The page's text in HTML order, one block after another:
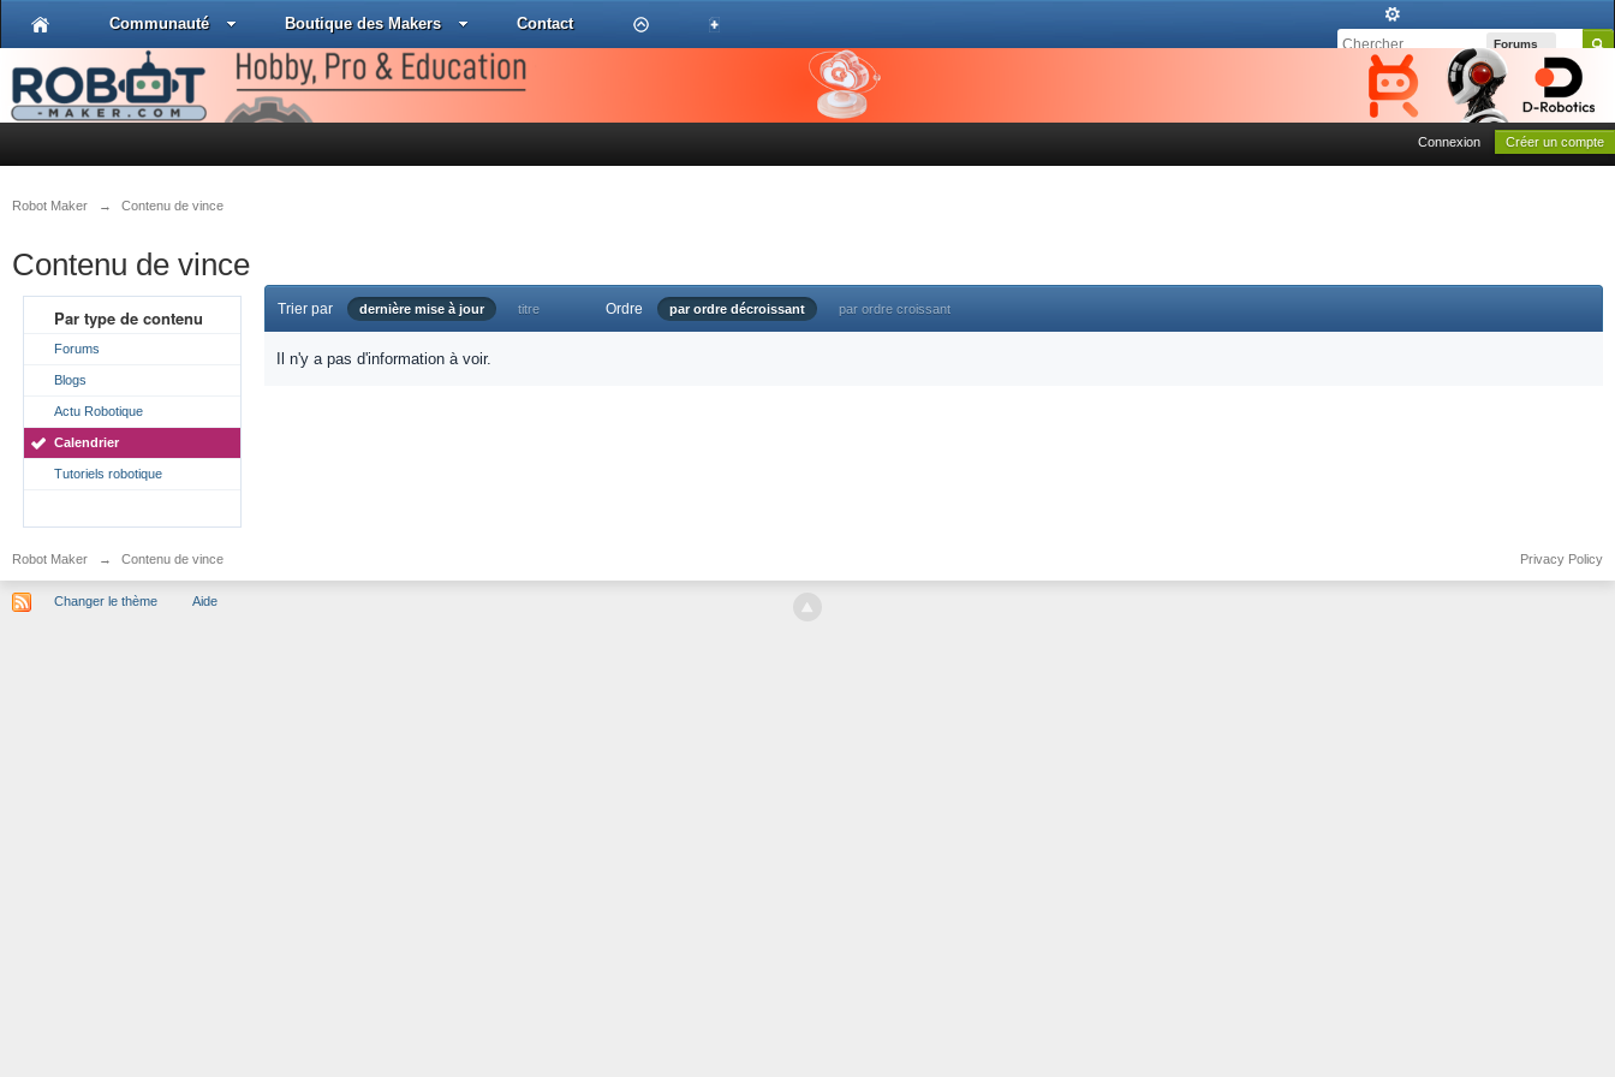
Communauté Boutique des Makers Contact
Forums
Connexion Créer un compte
Robot Maker → Contenu de vince
Contenu de vince
Par type de contenu
Forums
Blogs
Actu Robotique
Calendrier
Tutoriels robotique
Trier par dernière mise à jour titre Ordre par ordre décroissant par ordre croissant
Il n'y a pas d'information à voir.
Robot Maker → Contenu de vince Privacy Policy
Changer le thème Aide